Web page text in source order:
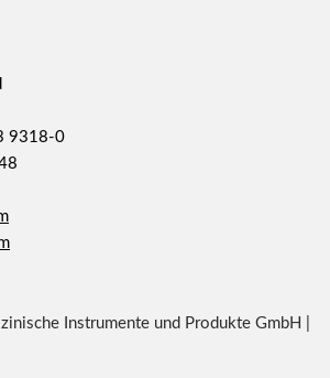
9318-0
Instrumente und Produkte GmbH |